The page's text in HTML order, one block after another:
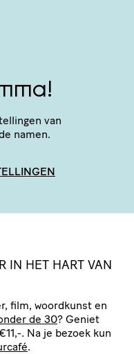
van
namen.
IN HET HART VAN
film, woordkunst en
de 30? Geniet
. Na je bezoek kun
.